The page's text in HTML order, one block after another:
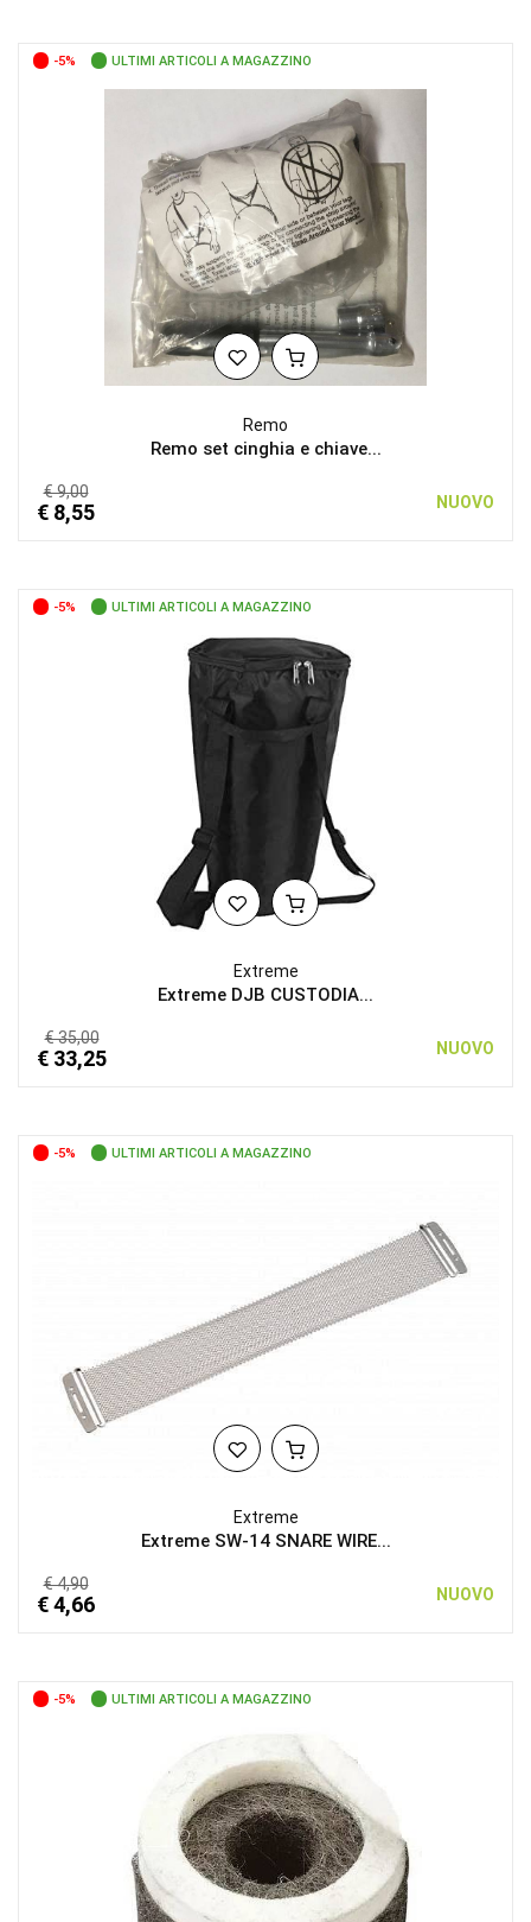
-5% ULTIMI ARTICOLI A MAGAZZINO
Remo
Remo set cinghia e chiave...
€ 9,00
€ 8,55 NUOVO
-5% ULTIMI ARTICOLI A MAGAZZINO
Extreme
Extreme DJB CUSTODIA...
€ 35,00
€ 33,25 NUOVO
-5% ULTIMI ARTICOLI A MAGAZZINO
Extreme
Extreme SW-14 SNARE WIRE...
€ 4,90
€ 4,66 NUOVO
-5% ULTIMI ARTICOLI A MAGAZZINO